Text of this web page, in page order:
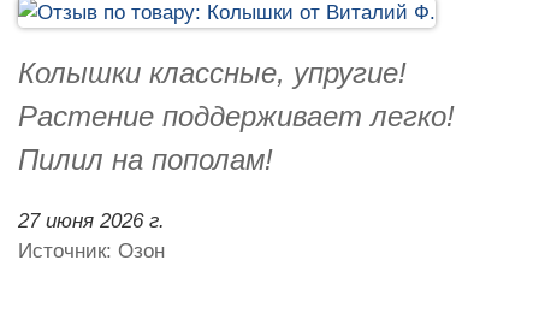
Колышки классные, упругие!
Растение поддерживает легко!
Пилил на пополам!
27 июня 2026 г.
Источник: Озон